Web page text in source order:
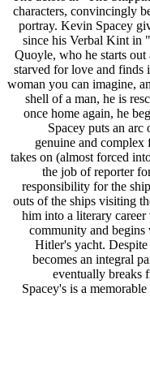
characters, convincingly
portray. Kevin Spacey
since his Verbal Kint in
Quoyle, who he starts
starved for love and
woman you can imagine,
shell of a man, he is
once home again, he
Spacey puts an arc
genuine and complex
takes on (almost forced
the job of reporter
responsibility for the
outs of the ships visiting
him into a literary
community and
Hitler's yacht.
becomes an integral
eventually breaks
Spacey's is a